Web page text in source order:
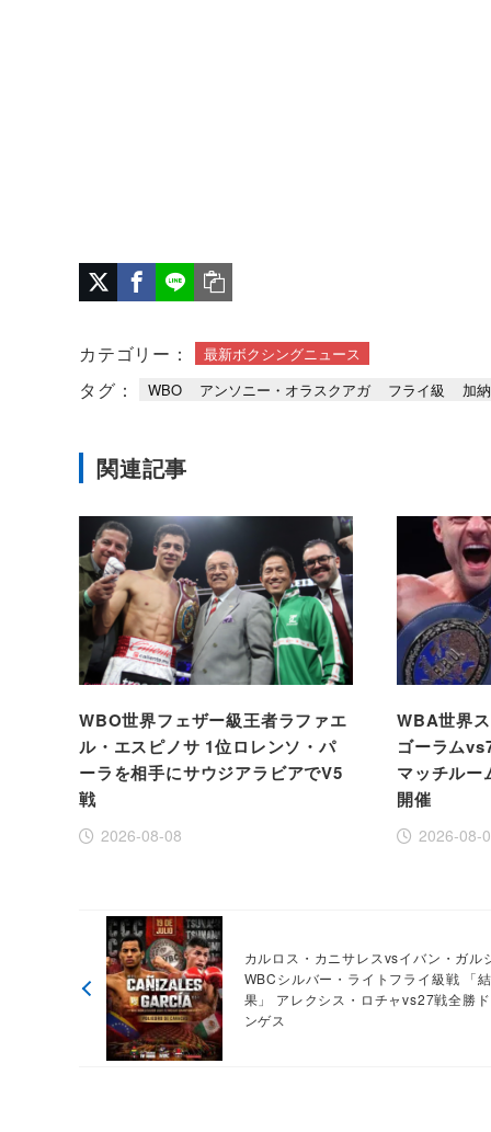
カテゴリー： 最新ボクシングニュース
タグ： WBO アンソニー・オラスクアガ フライ級 加
関連記事
WBO世界フェザー級王者ラファエ
ル・エスピノサ 1位ロレンソ・パ
ーラを相手にサウジアラビアでV5
戦
2026-08-08
WBA世界
ゴーラム
マッチルー
開催
2026-08-
カルロス・カニサレスvsイバン・ガル
WBCシルバー・ライトフライ級戦 「結
果」 アレクシス・ロチャvs27戦全勝
ンゲス